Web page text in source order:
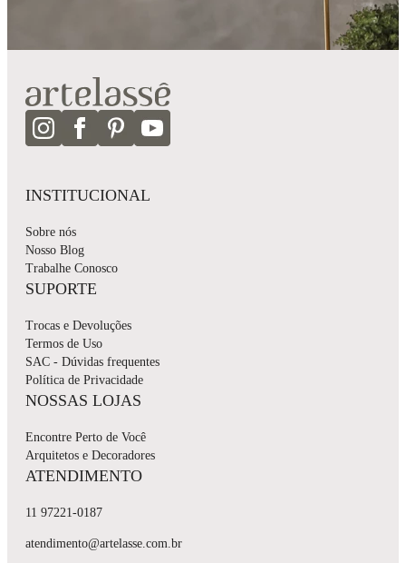
INSTITUCIONAL
Sobre nós
Nosso Blog
Trabalhe Conosco
SUPORTE
Trocas e Devoluções
Termos de Uso
SAC - Dúvidas frequentes
Política de Privacidade
NOSSAS LOJAS
Encontre Perto de Você
Arquitetos e Decoradores
ATENDIMENTO
11 97221-0187
atendimento@artelasse.com.br